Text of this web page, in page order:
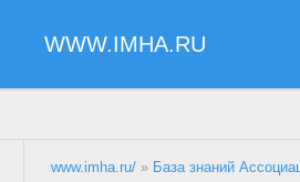
head.php"}
WWW.IMHA.RU
www.imha.ru/ » База знаний